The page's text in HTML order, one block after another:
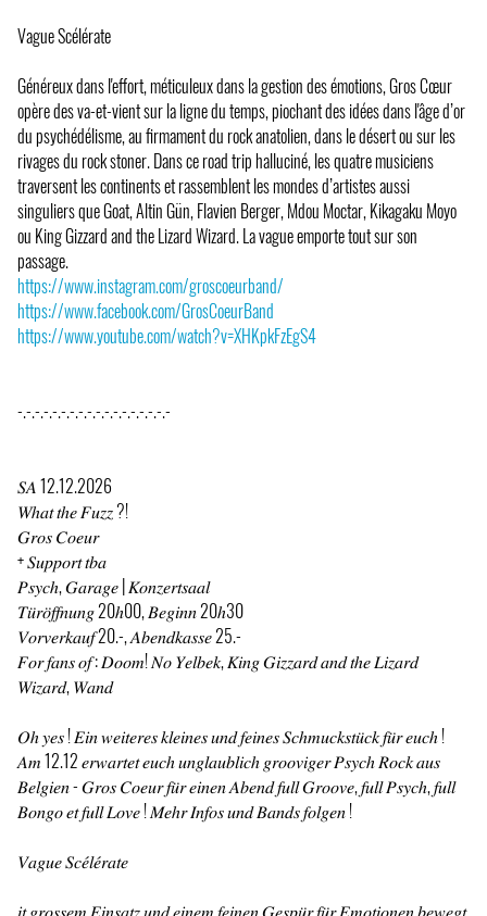
Vague Scélérate
Généreux dans l'effort, méticuleux dans la gestion des émotions, Gros Cœur
opère des va-et-vient sur la ligne du temps, piochant des idées dans l'âge d’or
du psychédélisme, au firmament du rock anatolien, dans le désert ou sur les
rivages du rock stoner. Dans ce road trip halluciné, les quatre musiciens
traversent les continents et rassemblent les mondes d’artistes aussi
singuliers que Goat, Altin Gün, Flavien Berger, Mdou Moctar, Kikagaku Moyo
ou King Gizzard and the Lizard Wizard. La vague emporte tout sur son
passage.
https://www.instagram.com/groscoeurband/
https://www.facebook.com/GrosCoeurBand
https://www.youtube.com/watch?v=XHKpkFzEgS4
-.-.-.-.-.-.-.-.-.-.-.-.-.-.-.-.-.-
𝑆𝐴 12.12.2026
𝑊ℎ𝑎𝑡 𝑡ℎ𝑒 𝐹𝑢𝑧𝑧 ?!
𝐺𝑟𝑜𝑠 𝐶𝑜𝑒𝑢𝑟
+ 𝑆𝑢𝑝𝑝𝑜𝑟𝑡 𝑡𝑏𝑎
𝑃𝑠𝑦𝑐ℎ, 𝐺𝑎𝑟𝑎𝑔𝑒 | 𝐾𝑜𝑛𝑧𝑒𝑟𝑡𝑠𝑎𝑎𝑙
𝑇𝑢̈𝑟𝑜̈𝑓𝑓𝑛𝑢𝑛𝑔 20ℎ00, 𝐵𝑒𝑔𝑖𝑛𝑛 20ℎ30
𝑉𝑜𝑟𝑣𝑒𝑟𝑘𝑎𝑢𝑓 20.-, 𝐴𝑏𝑒𝑛𝑑𝑘𝑎𝑠𝑠𝑒 25.-
𝐹𝑜𝑟 𝑓𝑎𝑛𝑠 𝑜𝑓 : 𝐷𝑜𝑜𝑚! 𝑁𝑜 𝑌𝑒𝑙𝑏𝑒𝑘, 𝐾𝑖𝑛𝑔 𝐺𝑖𝑧𝑧𝑎𝑟𝑑 𝑎𝑛𝑑 𝑡ℎ𝑒 𝐿𝑖𝑧𝑎𝑟𝑑
𝑊𝑖𝑧𝑎𝑟𝑑, 𝑊𝑎𝑛𝑑
𝑂ℎ 𝑦𝑒𝑠 ! 𝐸𝑖𝑛 𝑤𝑒𝑖𝑡𝑒𝑟𝑒𝑠 𝑘𝑙𝑒𝑖𝑛𝑒𝑠 𝑢𝑛𝑑 𝑓𝑒𝑖𝑛𝑒𝑠 𝑆𝑐ℎ𝑚𝑢𝑐𝑘𝑠𝑡𝑢̈𝑐𝑘 𝑓𝑢̈𝑟 𝑒𝑢𝑐ℎ !
𝐴𝑚 12.12 𝑒𝑟𝑤𝑎𝑟𝑡𝑒𝑡 𝑒𝑢𝑐ℎ 𝑢𝑛𝑔𝑙𝑎𝑢𝑏𝑙𝑖𝑐ℎ 𝑔𝑟𝑜𝑜𝑣𝑖𝑔𝑒𝑟 𝑃𝑠𝑦𝑐ℎ 𝑅𝑜𝑐𝑘 𝑎𝑢𝑠
𝐵𝑒𝑙𝑔𝑖𝑒𝑛 - 𝐺𝑟𝑜𝑠 𝐶𝑜𝑒𝑢𝑟 𝑓𝑢̈𝑟 𝑒𝑖𝑛𝑒𝑛 𝐴𝑏𝑒𝑛𝑑 𝑓𝑢𝑙𝑙 𝐺𝑟𝑜𝑜𝑣𝑒, 𝑓𝑢𝑙𝑙 𝑃𝑠𝑦𝑐ℎ, 𝑓𝑢𝑙𝑙
𝐵𝑜𝑛𝑔𝑜 𝑒𝑡 𝑓𝑢𝑙𝑙 𝐿𝑜𝑣𝑒 ! 𝑀𝑒ℎ𝑟 𝐼𝑛𝑓𝑜𝑠 𝑢𝑛𝑑 𝐵𝑎𝑛𝑑𝑠 𝑓𝑜𝑙𝑔𝑒𝑛 !
𝑉𝑎𝑔𝑢𝑒 𝑆𝑐𝑒́𝑙𝑒́𝑟𝑎𝑡𝑒
𝑖𝑡 𝑔𝑟𝑜𝑠𝑠𝑒𝑚 𝐸𝑖𝑛𝑠𝑎𝑡𝑧 𝑢𝑛𝑑 𝑒𝑖𝑛𝑒𝑚 𝑓𝑒𝑖𝑛𝑒𝑛 𝐺𝑒𝑠𝑝𝑢̈𝑟 𝑓𝑢̈𝑟 𝐸𝑚𝑜𝑡𝑖𝑜𝑛𝑒𝑛 𝑏𝑒𝑤𝑒𝑔𝑡